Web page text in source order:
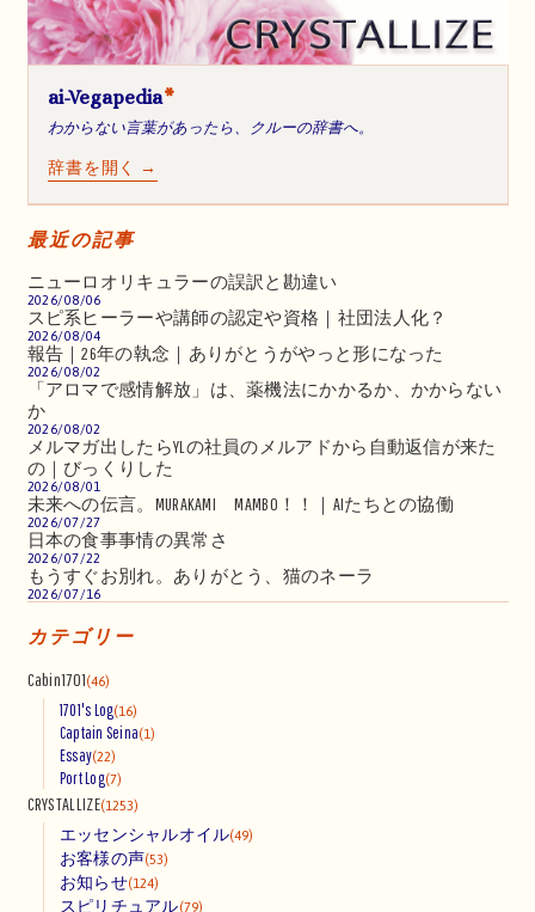
ai-Vegapedia*
わからない言葉があったら、クルーの辞書へ。
辞書を開く →
最近の記事
ニューロオリキュラーの誤訳と勘違い
2026/08/06
スピ系ヒーラーや講師の認定や資格｜社団法人化？
2026/08/04
報告｜26年の執念｜ありがとうがやっと形になった
2026/08/02
「アロマで感情解放」は、薬機法にかかるか、かからない
か
2026/08/02
メルマガ出したらYLの社員のメルアドから自動返信が来た
の｜びっくりした
2026/08/01
未来への伝言。MURAKAMI MAMBO！！｜AIたちとの協働
2026/07/27
日本の食事事情の異常さ
2026/07/22
もうすぐお別れ。ありがとう、猫のネーラ
2026/07/16
カテゴリー
Cabin1701(46)
1701's Log(16)
Captain Seina(1)
Essay(22)
Port Log(7)
CRYSTALLIZE(1253)
エッセンシャルオイル(49)
お客様の声(53)
お知らせ(124)
スピリチュアル(79)